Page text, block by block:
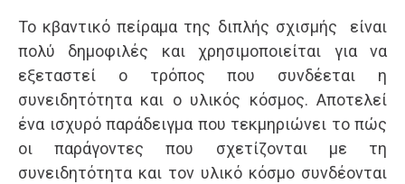
Το κβαντικό πείραμα της διπλής σχισμής είναι
πολύ δημοφιλές και χρησιμοποιείται για να
εξεταστεί ο τρόπος που συνδέεται η
συνειδητότητα και ο υλικός κόσμος. Αποτελεί
ένα ισχυρό παράδειγμα που τεκμηριώνει το πώς
οι παράγοντες που σχετίζονται με τη
συνειδητότητα και τον υλικό κόσμο συνδέονται